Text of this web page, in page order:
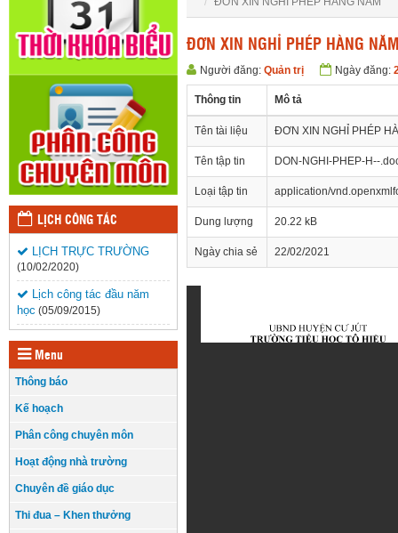
LỊCH CÔNG TÁC
LỊCH TRỰC TRƯỜNG
(10/02/2020)
Lịch công tác đầu năm
học (05/09/2015)
Menu
Thông báo
Kế hoạch
Phân công chuyên môn
Hoạt động nhà trường
Chuyên đề giáo dục
Thi đua – Khen thưởng
ĐƠN XIN NGHỈ PHÉP HÀNG
Người đăng: Quản trị Ngày đăng:
Thông tin Mô tả
Tên tài liệu ĐƠN XIN NGHỈ PHÉP
Tên tập tin DON-NGHI-PHEP-H--
Loại tập tin application/
Dung lượng 20.22 kB
Ngày chia sẻ 22/02/2021